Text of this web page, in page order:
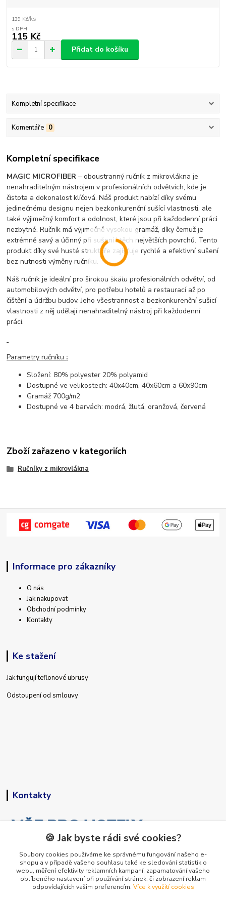
139 Kč/ks
115 Kč
Přidat do košíku
Kompletní specifikace
Komentáře 0
Kompletní specifikace
MAGIC MICROFIBER – oboustranný ručník z mikrovlákna je
nenahraditelným nástrojem v profesionálních odvětvích, kde je
čistota a dokonalost klíčová. Náš produkt nabízí díky svému
jedinečnému designu nejen bezkonkurenční sušící vlastnosti, ale
také výjimečný komfort a odolnost, které jsou při každodenní práci
nezbytné. Ručník má výjimečně vysokou gramáž, díky čemuž je
extrémně savý a účinný při sušení i těch největších povrchů. Tento
produkt díky své husté struktuře zajišťuje rychlé a efektivní sušení
bez nutnosti výměny ručníku.
Náš ručník je ideální pro širokou škálu profesionálních odvětví, od
automobilových odvětví, pro potřebu hotelů a restaurací až po
čištění a údržbu budov. Jeho všestrannost a bezkonkurenční sušicí
vlastnosti z něj udělají nenahraditelný nástroj při každodenní
práci.
Parametry ručníku :
Složení: 80% polyester 20% polyamid
Dostupné ve velikostech: 40x40cm, 40x60cm a 60x90cm
Gramáž 700g/m2
Dostupné ve 4 barvách: modrá, žlutá, oranžová, červená
Zboží zařazeno v kategoriích
Ručníky z mikrovlákna
Informace pro zákazníky
O nás
Jak nakupovat
Obchodní podmínky
Kontakty
Ke stažení
Jak fungují teflonové ubrusy
Odstoupení od smlouvy
Kontakty
+420 773 794 023
Pondělí-pátek 9-15 hodin
🍪 Jak byste rádi své cookies?
Soubory cookies používáme ke správnému fungování našeho e-
shopu a v případě vašeho souhlasu také ke sledování statistik o
webu, měření efektivity reklamních kampaní, zapamatování vašeho
oblíbeného nastavení při používání stránek, či zobrazení reklam
odpovídajících vašim preferencím. Více k využití cookies